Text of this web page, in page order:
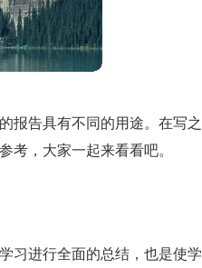
报告具有不同的用途。在写之
考，大家一起来看看吧。
习进行全面的总结，也是使学